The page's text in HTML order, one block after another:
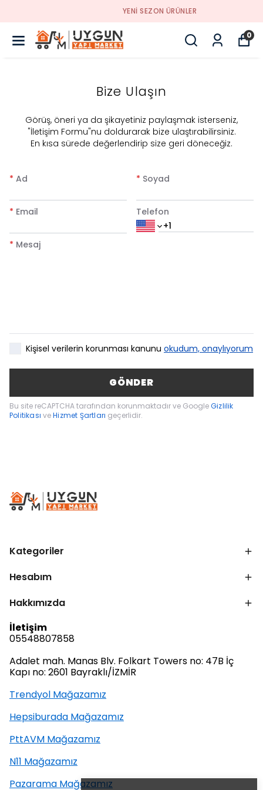
YENI SEZON ÜRÜNLER
0
Bize Ulaşın
​Görüş, öneri ya da şikayetiniz paylaşmak isterseniz,
"İletişim Formu"nu doldurarak bize ulaştırabilirsiniz.
En kısa sürede değerlendirip size geri döneceğiz.
* Ad * Soyad
* Email Telefon
* Mesaj
Kişisel verilerin korunması kanunu okudum, onaylıyorum
GÖNDER
Bu site reCAPTCHA tarafından korunmaktadır ve GoogleGizlilik
PolitikasıveHizmet Şartları geçerlidir.
Kategoriler
Hesabım
Hakkımızda
İletişim
05548807858
Adalet mah. Manas Blv. Folkart Towers no: 47B İç
Kapı no: 2601 Bayraklı/İZMİR
Trendyol Mağazamız
Hepsiburada Mağazamız
PttAVM Mağazamız
N11 Mağazamız
Pazarama Mağazamız